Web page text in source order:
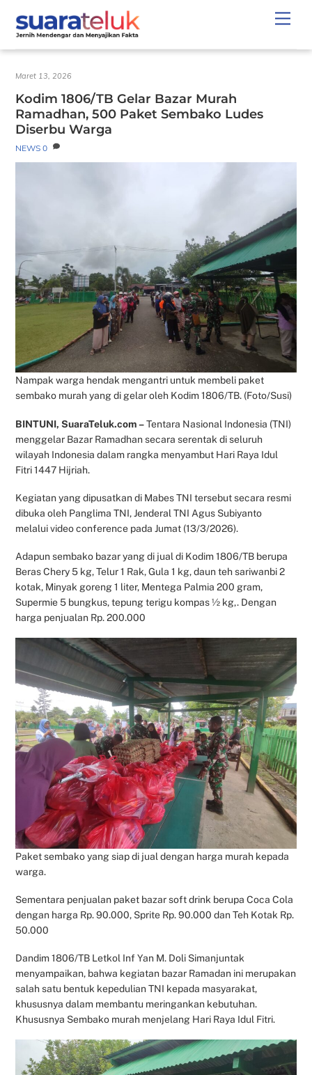
content
Maret 13, 2026
Kodim 1806/TB Gelar Bazar Murah
Ramadhan, 500 Paket Sembako Ludes
Diserbu Warga
NEWS 0
Nampak warga hendak mengantri untuk membeli paket
sembako murah yang di gelar oleh Kodim 1806/TB. (Foto/Susi)
BINTUNI, SuaraTeluk.com –Tentara Nasional Indonesia (TNI)
menggelar Bazar Ramadhan secara serentak di seluruh
wilayah Indonesia dalam rangka menyambut Hari Raya Idul
Fitri 1447 Hijriah.
Kegiatan yang dipusatkan di Mabes TNI tersebut secara resmi
dibuka oleh Panglima TNI, Jenderal TNI Agus Subiyanto
melalui video conference pada Jumat (13/3/2026).
Adapun sembako bazar yang di jual di Kodim 1806/TB berupa
Beras Chery 5 kg, Telur 1 Rak, Gula 1 kg, daun teh sariwanbi 2
kotak, Minyak goreng 1 liter, Mentega Palmia 200 gram,
Supermie 5 bungkus, tepung terigu kompas ½ kg,. Dengan
harga penjualan Rp. 200.000
Paket sembako yang siap di jual dengan harga murah kepada
warga.
Sementara penjualan paket bazar soft drink berupa Coca Cola
dengan harga Rp. 90.000, Sprite Rp. 90.000 dan Teh Kotak Rp.
50.000
Dandim 1806/TB Letkol Inf Yan M. Doli Simanjuntak
menyampaikan, bahwa kegiatan bazar Ramadan ini merupakan
salah satu bentuk kepedulian TNI kepada masyarakat,
khususnya dalam membantu meringankan kebutuhan.
Khususnya Sembako murah menjelang Hari Raya Idul Fitri.